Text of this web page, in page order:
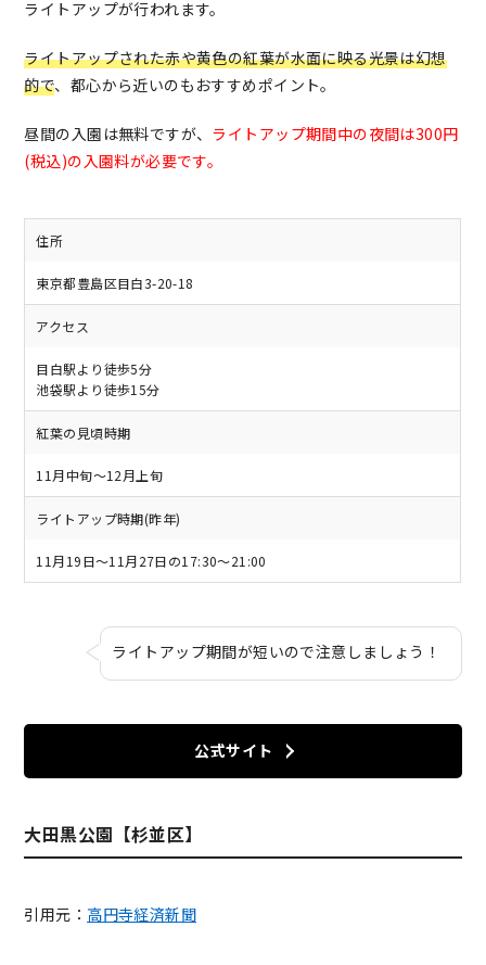
ライトアップが行われます。
ライトアップされた赤や黄色の紅葉が水面に映る光景は幻想
的で、都心から近いのもおすすめポイント。
昼間の入園は無料ですが、 ライトアップ期間中の夜間は300円
(税込)の入園料が必要です。
住所
東京都豊島区目白3-20-18
アクセス
目白駅より徒歩5分
池袋駅より徒歩15分
紅葉の見頃時期
11月中旬～12月上旬
ライトアップ時期(昨年)
11月19日～11月27日の17:30～21:00
ライトアップ期間が短いので注意しましょう！
公式サイト
大田黒公園【杉並区】
引用元： 高円寺経済新聞